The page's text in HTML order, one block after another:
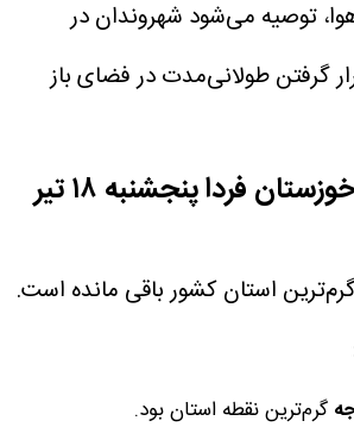
توصیه می‌شود شهروندان در
گرفتن طولانی‌مدت در فضای باز
وضعیت هوای خوزستان فردا پنجشنبه ۱۸ تیر
استان کشور باقی مانده است.
گرم‌ترین نقطه استان بود.